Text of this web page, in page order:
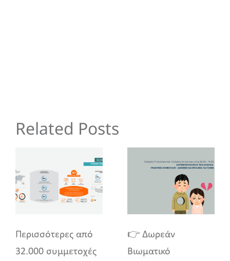
Related Posts
Περισσότερες από
32.000 συμμετοχές
👉 Δωρεάν
Βιωματικό